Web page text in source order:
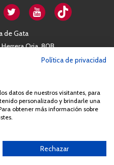
de Gata
Oria, 80B
la copia, reproducción o
los contenidos del sitio web
(AES22q)
Política de privacidad
datos de nuestros visitantes, para
personalizado y brindarle una
obtener más información sobre
Rechazar